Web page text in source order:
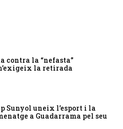
contra la “nefasta”
la retirada
Sunyol uneix l’esport i la
a Guadarrama pel seu